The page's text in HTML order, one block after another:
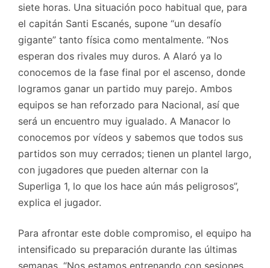
siete horas. Una situación poco habitual que, para
el capitán Santi Escanés, supone “un desafío
gigante” tanto física como mentalmente. “Nos
esperan dos rivales muy duros. A Alaró ya lo
conocemos de la fase final por el ascenso, donde
logramos ganar un partido muy parejo. Ambos
equipos se han reforzado para Nacional, así que
será un encuentro muy igualado. A Manacor lo
conocemos por vídeos y sabemos que todos sus
partidos son muy cerrados; tienen un plantel largo,
con jugadores que pueden alternar con la
Superliga 1, lo que los hace aún más peligrosos”,
explica el jugador.
Para afrontar este doble compromiso, el equipo ha
intensificado su preparación durante las últimas
semanas. “Nos estamos entrenando con sesiones